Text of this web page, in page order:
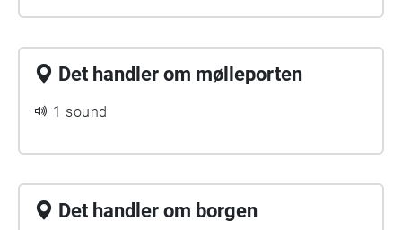
Det handler om mølleporten
1 sound
Det handler om borgen